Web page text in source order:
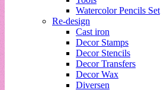
Watercolor Pencils Set
Re-design
Cast iron
Decor Stamps
Decor Stencils
Decor Transfers
Decor Wax
Diversen